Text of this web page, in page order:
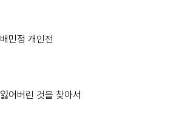
배민정 개인전
잃어버린 것을 찾아서